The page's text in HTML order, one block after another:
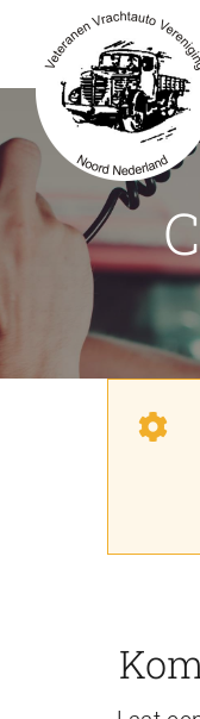
inhoud
Actueel
Agenda
Showroom
Ritten